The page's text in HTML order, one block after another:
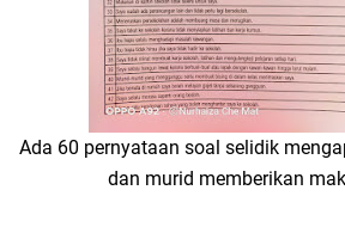
Ada 60 pernyataan soal selidik
dan murid memberikan